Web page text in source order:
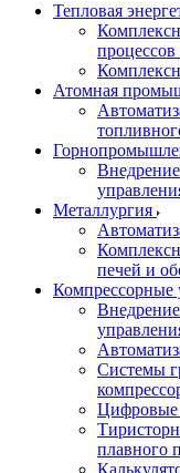
Тепловая
процессов
Атомная
Металлургия
печей и
Компрессорные
Системы
Цифровые
плавного